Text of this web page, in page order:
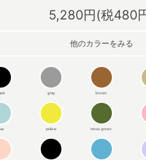
5,280円(税480
他のカラーをみる
gray brown
yellow moss green